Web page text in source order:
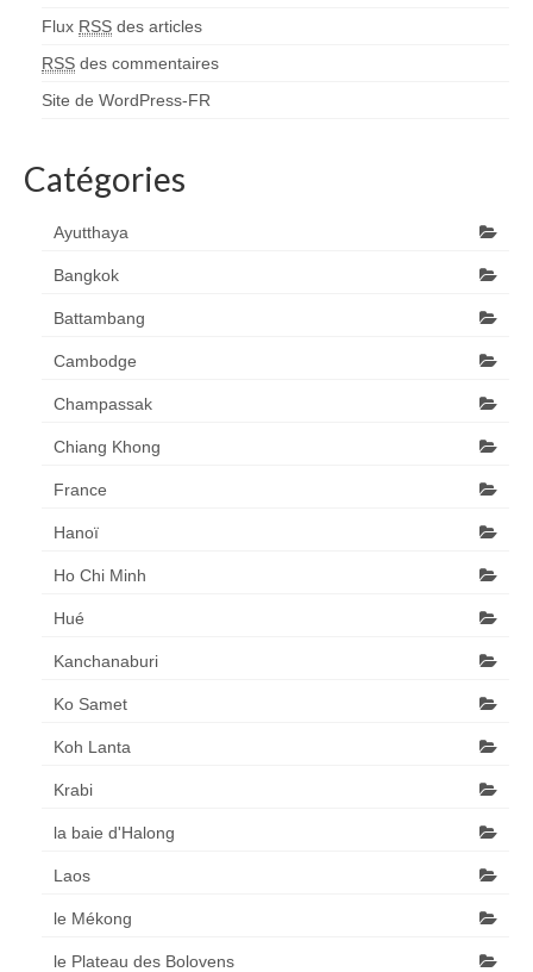
Flux RSS des articles
RSS des commentaires
Site de WordPress-FR
Catégories
Ayutthaya
Bangkok
Battambang
Cambodge
Champassak
Chiang Khong
France
Hanoï
Ho Chi Minh
Hué
Kanchanaburi
Ko Samet
Koh Lanta
Krabi
la baie d'Halong
Laos
le Mékong
le Plateau des Bolovens